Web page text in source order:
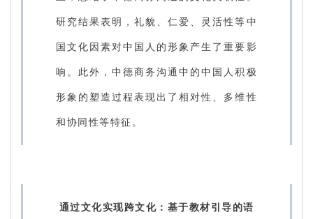
研究结果表明，礼貌、仁爱、灵活性等中
国文化因素对中国人的形象产生了重要影
响。此外，中德商务沟通中的中国人积极
形象的塑造过程表现出了相对性、多维性
和协同性等特征。
通过文化实现跨文化：基于教材引导的语